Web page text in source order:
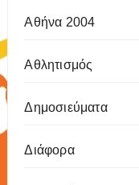
Αθήνα 2004
Αθλητισμός
Δημοσιεύματα
Διάφορα